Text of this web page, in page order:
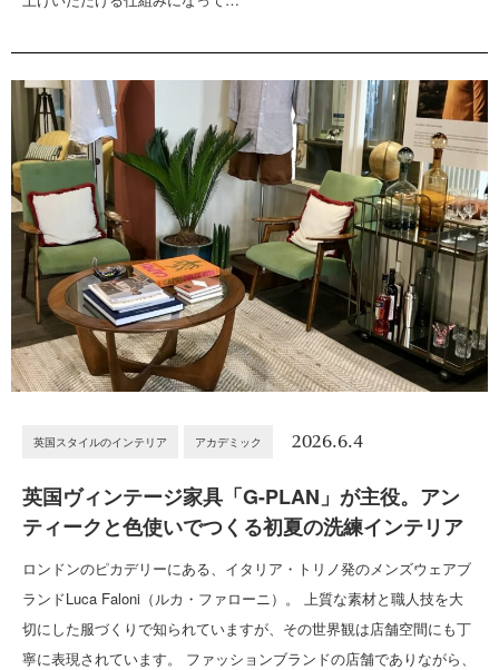
英国スタイルのインテリア アカデミック 2026.6.4
英国ヴィンテージ家具「G-PLAN」が主役。アン
ティークと色使いでつくる初夏の洗練インテリア
ロンドンのピカデリーにある、イタリア・トリノ発のメンズウェアブ
ランドLuca Faloni（ルカ・ファローニ）。 上質な素材と職人技を大
切にした服づくりで知られていますが、その世界観は店舗空間にも丁
寧に表現されています。 ファッションブランドの店舗でありながら、